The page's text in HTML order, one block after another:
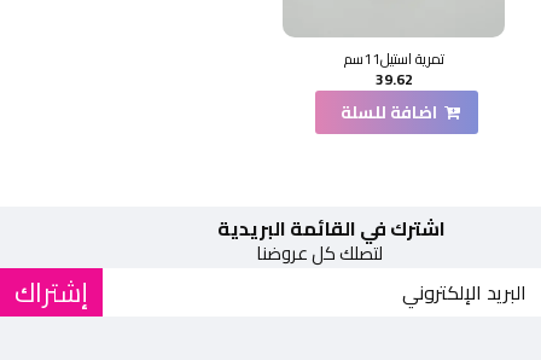
تمرية استيل11سم
39.62
اضافة للسلة
اشترك في القائمة البريدية
لتصلك كل عروضنا
إشتراك